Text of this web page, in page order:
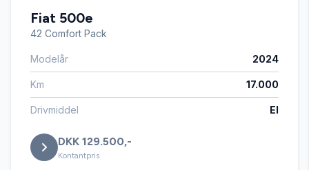
Digitalt cockpit
Dual zone klimaanlæg
Dæktryksystem
El-ruder x4
Fiat 500e
42 Comfort Pack
Modelår 2024
Km 17.000
Drivmiddel El
DKK 129.500,-
Kontantpris